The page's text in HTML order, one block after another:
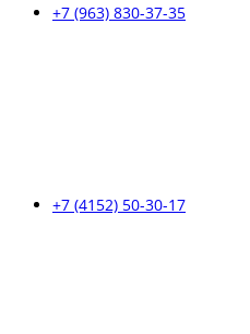
+7 (963) 830-37-35
+7 (4152) 50-30-17